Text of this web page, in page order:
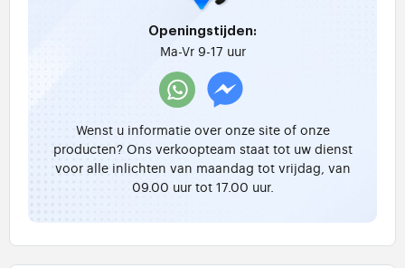
Openingstijden:
Ma-Vr 9-17 uur
Wenst u informatie over onze site of onze
producten? Ons verkoopteam staat tot uw dienst
voor alle inlichten van maandag tot vrijdag, van
09.00 uur tot 17.00 uur.